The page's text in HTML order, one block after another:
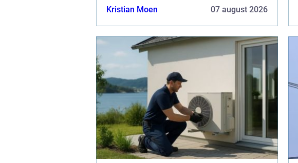
en modernisert stue, oppussing bad eller en
Kristian Moen 07 august 2026